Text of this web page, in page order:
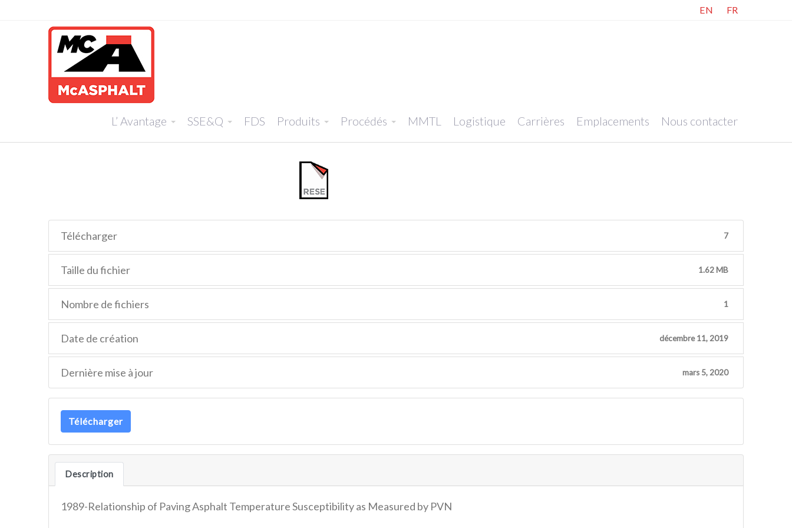
EN FR
L’ Avantage SSE&Q FDS Produits Procédés MMTL Logistique Carrières Emplacements Nous contacter
Télécharger 7
Taille du fichier 1.62 MB
Nombre de fichiers 1
Date de création décembre 11, 2019
Dernière mise à jour mars 5, 2020
Télécharger
Description
1989-Relationship of Paving Asphalt Temperature Susceptibility as Measured by PVN